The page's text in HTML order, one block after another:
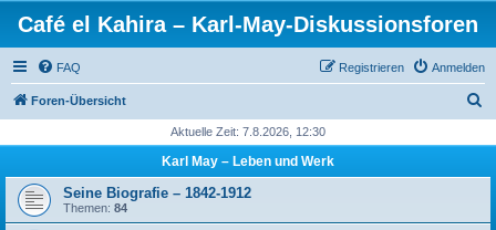
Café el Kahira – Karl-May-Diskussionsforen
FAQ Anmelden
Registrieren
Foren-Übersicht
h
Aktuelle Zeit: 7.8.2026, 12:30
Karl May – Leben und Werk
Seine Biografie – 1842-1912
Themen: 84